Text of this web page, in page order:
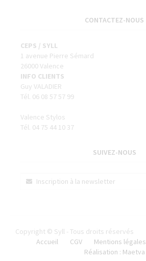
CONTACTEZ-NOUS
CEPS / SYLL
1 avenue Pierre Sémard
26000 Valence
INFO CLIENTS
Guy VALADIER
Tél. 06 08 57 57 99
Valence Stylos
Tél. 04 75 44 10 37
SUIVEZ-NOUS
Copyright © Syll - Tous droits réservés
Accueil
CGV Mentions légales
Réalisation : Maetva